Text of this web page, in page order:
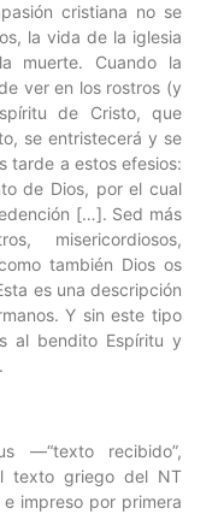
cristiana no se
la vida de la iglesia
muerte. Cuando la
ver en los rostros (y
de Cristo, que
se entristecerá y se
tarde a estos efesios:
de Dios, por el cual
[…]. Sed más
misericordiosos,
también Dios os
es una descripción
Y sin este tipo
al bendito Espíritu y
—“texto recibido”,
texto griego del NT
impreso por primera